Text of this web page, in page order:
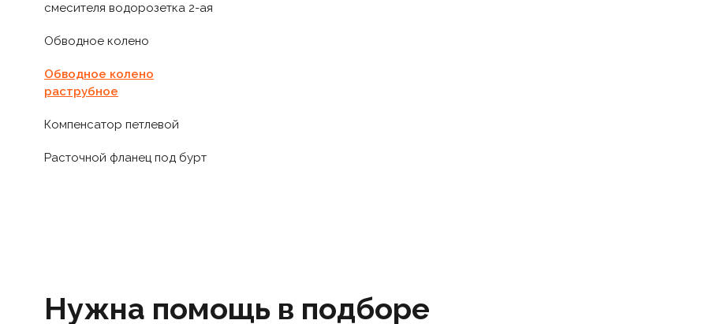
смесителя водорозетка 2-ая
Обводное колено
Обводное колено
раструбное
Компенсатор петлевой
Расточной фланец под бурт
Нужна помощь в подборе